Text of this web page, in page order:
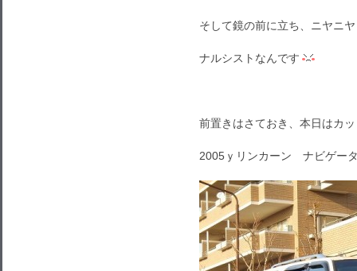
そして鏡の前に立ち、ニヤニ
ナルシストなんです
前置きはさておき、本日はカ
2005ｙリンカーン ナビゲー